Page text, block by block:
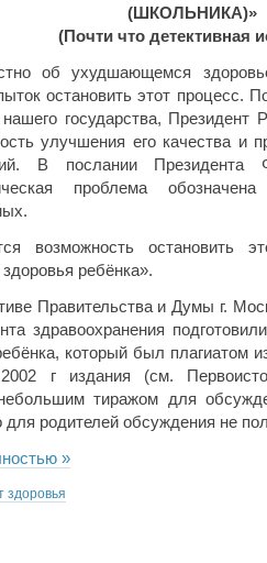
(ШКОЛЬНИКА)»
(Почти что детективная
об ухудшающемся
остановить этот процесс.
государства, Президент
улучшения его качества и
В послании Президента
проблема
возможность остановить
ребёнка».
Правительства и Думы г.
здравоохранения
который был плагиатом
2002 г издания (см.
тиражом для
для родителей обсуждения не
»
здоровья